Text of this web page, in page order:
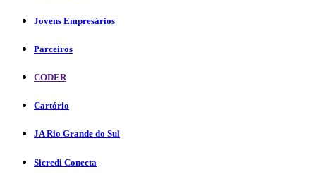
Jovens Empresários
Parceiros
CODER
Cartório
JA Rio Grande do Sul
Sicredi Conecta